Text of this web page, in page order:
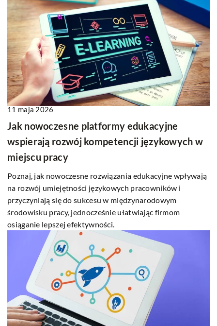
11 maja 2026
Jak nowoczesne platformy edukacyjne
wspierają rozwój kompetencji językowych w
miejscu pracy
Poznaj, jak nowoczesne rozwiązania edukacyjne wpływają
na rozwój umiejętności językowych pracowników i
przyczyniają się do sukcesu w międzynarodowym
środowisku pracy, jednocześnie ułatwiając firmom
osiąganie lepszej efektywności.